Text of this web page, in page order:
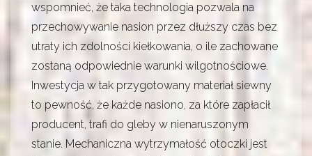
wspomnieć, że taka technologia pozwala na
przechowywanie nasion przez dłuższy czas bez
utraty ich zdolności kiełkowania, o ile zachowane
zostaną odpowiednie warunki wilgotnościowe.
Inwestycja w tak przygotowany materiał siewny
to pewność, że każde nasiono, za które zapłacił
producent, trafi do gleby w nienaruszonym
stanie. Mechaniczna wytrzymałość otoczki jest